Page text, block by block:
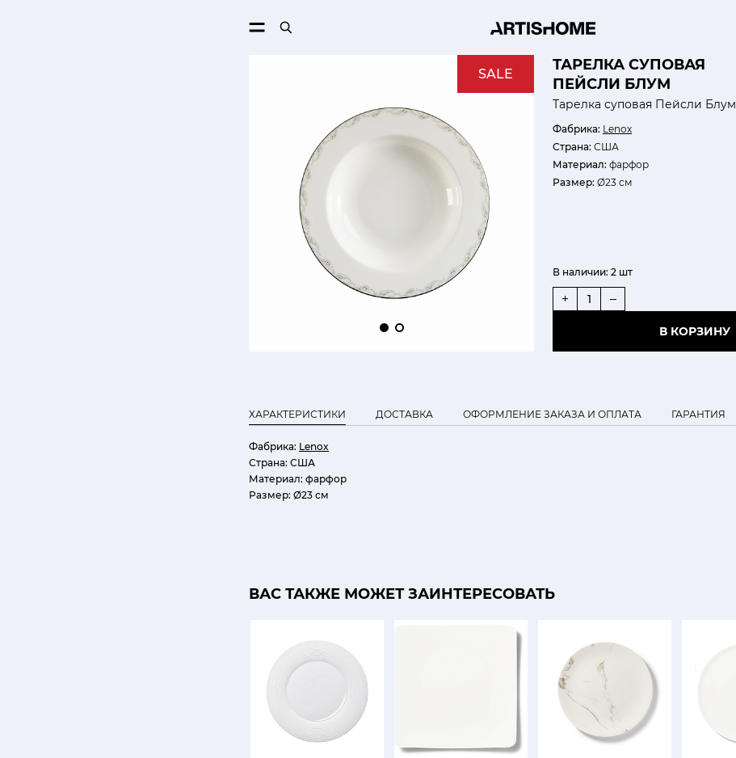
ТАРЕЛКА СУПОВАЯ
ПЕЙСЛИ БЛУМ
Тарелка суповая Пейсли Блум
Фабрика: Lenox
Страна: США
Материал: фарфор
Размер: Ø23 см
В наличии: 2 шт
+ –
В КОРЗИНУ
SALE
ХАРАКТЕРИСТИКИ ДОСТАВКА ОФОРМЛЕНИЕ ЗАКАЗА И ОПЛАТА ГАРАНТИЯ
Фабрика: Lenox
Страна: США
Материал: фарфор
Размер: Ø23 см
ВАС ТАКЖЕ МОЖЕТ ЗАИНТЕРЕСОВАТЬ